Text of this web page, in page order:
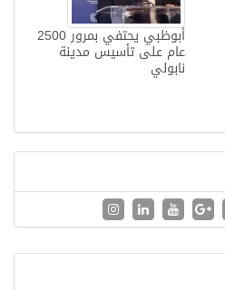
أبوظبي يحتفي بمرور 2500
عام على تأسيس مدينة
نابولي